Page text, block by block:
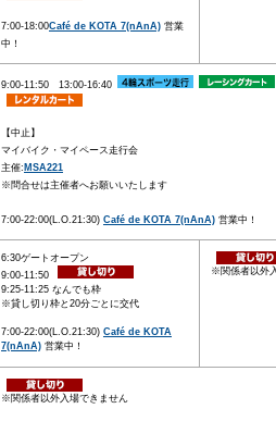
7:00-18:00Café de KOTA 7(nAnA) 営業
中！
9:00-11:50 13:00-16:40
【中止】
マイバイク・マイペース走行会
主催: MSA221
※問合せは主催者へお願いいたします
7:00-22:00(L.O.21:30) Café de KOTA 7(nAnA) 営業中！
6:30ゲートオープン
9:00-11:50
9:25-11:25 なんでも枠
※貸し切り枠と20分ごとに交代
7:00-22:00(L.O.21:30) Café de KOTA
7(nAnA) 営業中！
※関係者以外
※関係者以外入場できません